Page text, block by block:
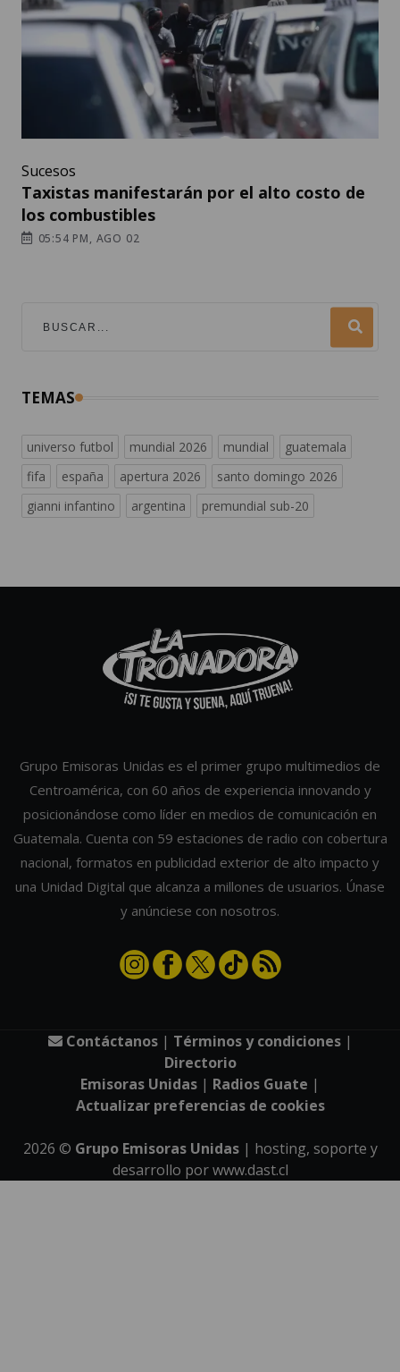
Sucesos
Taxistas manifestarán por el alto costo de
los combustibles
05:54 PM, AGO 02
TEMAS
universo futbol mundial 2026 mundial
guatemala
fifa
españa apertura 2026
santo domingo 2026
gianni infantino
argentina premundial sub-20
Grupo Emisoras Unidas es el primer grupo multimedios de
Centroamérica, con 60 años de experiencia innovando y
posicionándose como líder en medios de comunicación en
Guatemala. Cuenta con 59 estaciones de radio con cobertura
nacional, formatos en publicidad exterior de alto impacto y
una Unidad Digital que alcanza a millones de usuarios. Únase
y anúnciese con nosotros.
Contáctanos| Términos y condiciones|
Directorio
Emisoras Unidas | Radios Guate |
Actualizar preferencias de cookies
2026 © Grupo Emisoras Unidas| hosting, soporte y
desarrollo porwww.dast.cl